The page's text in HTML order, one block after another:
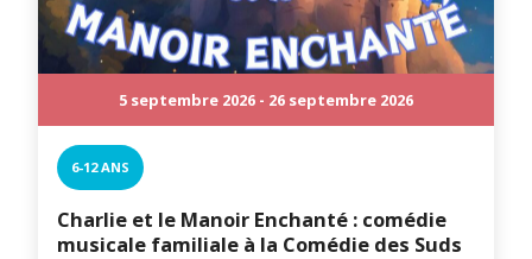
5 septembre 2026 - 26 septembre 2026
6-12 ANS
Charlie et le Manoir Enchanté : comédie
musicale familiale à la Comédie des Suds